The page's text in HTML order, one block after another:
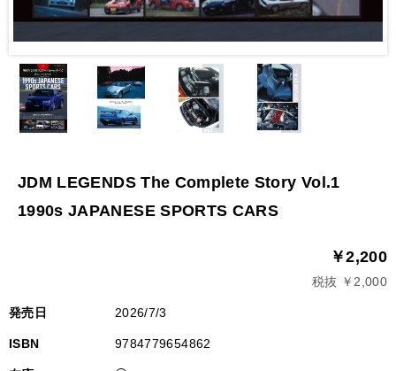
JDM LEGENDS The Complete Story Vol.1
1990s JAPANESE SPORTS CARS
￥2,200
税抜 ￥2,000
発売日 2026/7/3
ISBN 9784779654862